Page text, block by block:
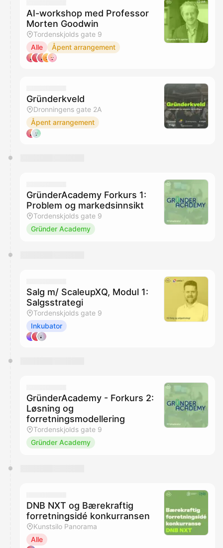
AI-workshop med Professor
Morten Goodwin
Tordenskjolds gate 9
Alle
Åpent arrangement
Gründerkveld
Dronningens gate 2A
Åpent arrangement
GründerAcademy Forkurs 1:
Problem og markedsinnsikt
Tordenskjolds gate 9
Gründer Academy
Salg m/ ScaleupXQ, Modul 1:
Salgsstrategi
Tordenskjolds gate 9
Inkubator
GründerAcademy - Forkurs 2:
Løsning og
forretningsmodellering
Tordenskjolds gate 9
Gründer Academy
DNB NXT og Bærekraftig
forretningsidé konkurransen
Kunstsilo Panorama
Alle